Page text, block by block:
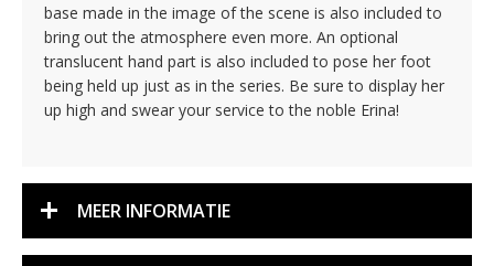
base made in the image of the scene is also included to
bring out the atmosphere even more. An optional
translucent hand part is also included to pose her foot
being held up just as in the series. Be sure to display her
up high and swear your service to the noble Erina!
MEER INFORMATIE